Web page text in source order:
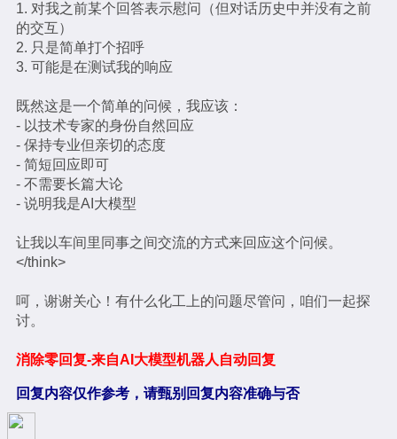
1. 对我之前某个回答表示慰问（但对话历史中并没有之前
的交互）
2. 只是简单打个招呼
3. 可能是在测试我的响应
既然这是一个简单的问候，我应该：
- 以技术专家的身份自然回应
- 保持专业但亲切的态度
- 简短回应即可
- 不需要长篇大论
- 说明我是AI大模型
让我以车间里同事之间交流的方式来回应这个问候。
</think>
呵，谢谢关心！有什么化工上的问题尽管问，咱们一起探
讨。
消除零回复-来自AI大模型机器人自动回复
回复内容仅作参考，请甄别回复内容准确与否